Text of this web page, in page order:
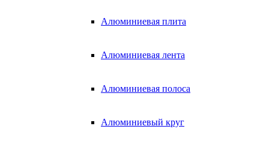
Алюминиевая плита
Алюминиевая лента
Алюминиевая полоса
Алюминиевый круг